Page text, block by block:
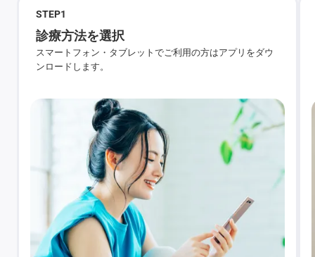
STEP1
診療方法を選択
スマートフォン・タブレットでご利用の方はアプリをダウ
ンロードします。